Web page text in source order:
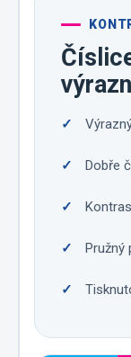
Dobře
Pružný